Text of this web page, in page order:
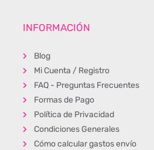
INFORMACIÓN
Blog
Mi Cuenta / Registro
FAQ - Preguntas Frecuentes
Formas de Pago
Política de Privacidad
Condiciones Generales
Cómo calcular gastos envío